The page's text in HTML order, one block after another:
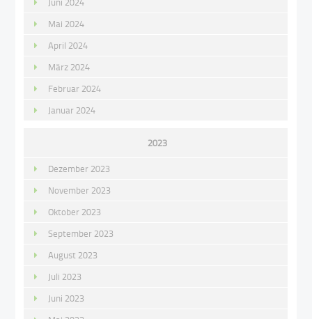
Mai 2024
April 2024
März 2024
Februar 2024
Januar 2024
2023
Dezember 2023
November 2023
Oktober 2023
September 2023
August 2023
Juli 2023
Juni 2023